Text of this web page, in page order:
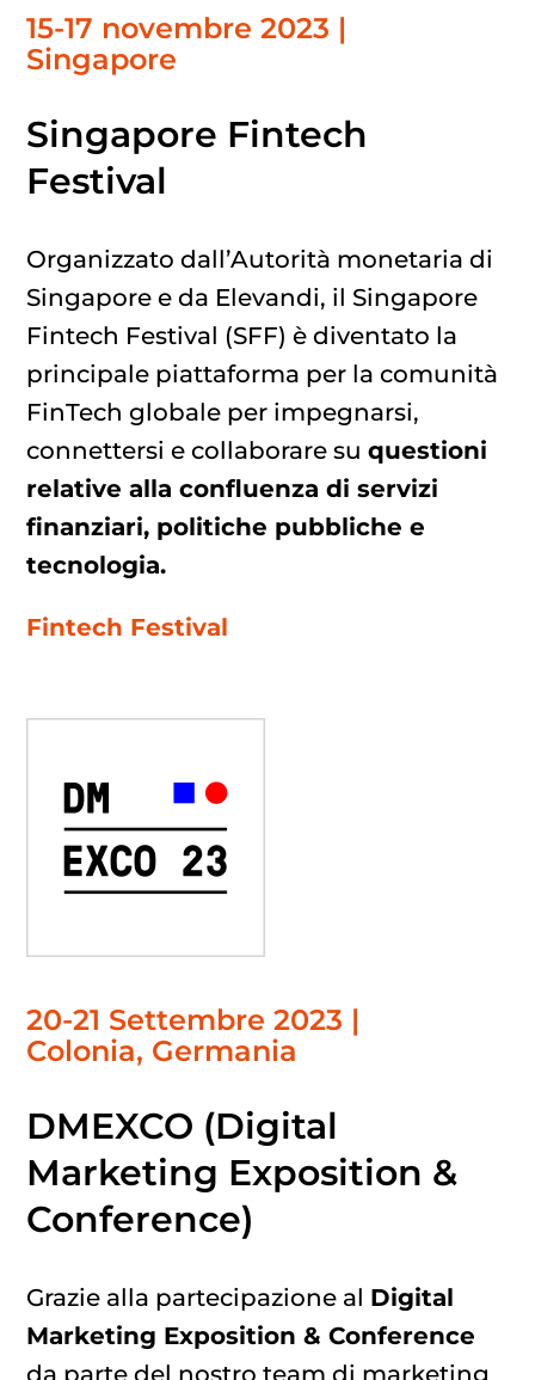
15-17 novembre 2023 |
Singapore
Singapore Fintech
Festival
Organizzato dall’Autorità monetaria di
Singapore e da Elevandi, il Singapore
Fintech Festival (SFF) è diventato la
principale piattaforma per la comunità
FinTech globale per impegnarsi,
connettersi e collaborare suquestioni
relative alla confluenza di servizi
finanziari, politiche pubbliche e
tecnologia.
Fintech Festival
20-21 Settembre 2023 |
Colonia, Germania
DMEXCO (Digital
Marketing Exposition &
Conference)
Grazie alla partecipazione al Digital
Marketing Exposition & Conference
da parte del nostro team di marketing